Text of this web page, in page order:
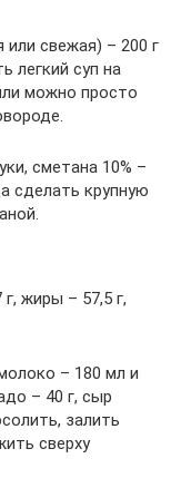
свежая) – 200 г
легкий суп на
можно просто
сметана 10% –
сделать крупную
г, жиры – 57,5 г,
– 180 мл и
– 40 г, сыр
залить
сверху